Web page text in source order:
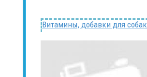
Витамины, добавки для собак